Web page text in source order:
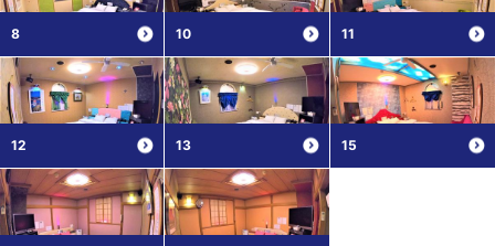
8 10 11
12 13 15